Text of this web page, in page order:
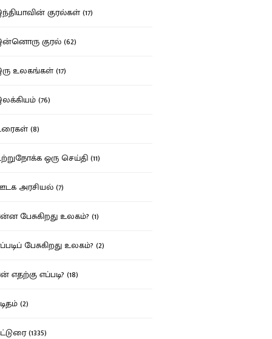
குரல்கள் (17)
குரல் (62)
உலகங்கள் (17)
(76)
(8)
ஒரு செய்தி (11)
அரசியல் (7)
பேசுகிறது உலகம்? (1)
பேசுகிறது உலகம்? (2)
எதற்கு எப்படி? (18)
(2)
(1335)